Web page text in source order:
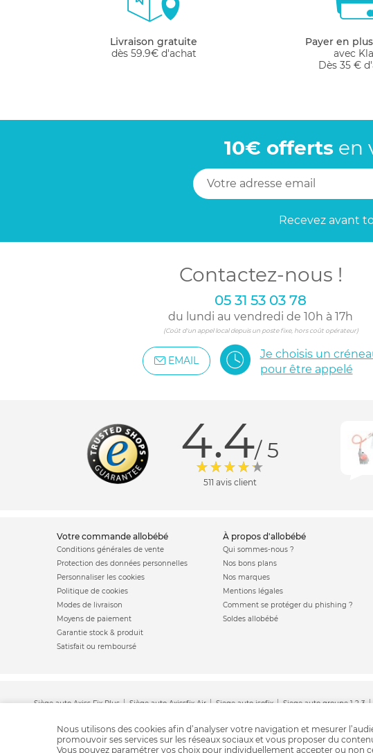
Livraison gratuite
dès 59.9€ d'achat
Payer en
avec
Dès 35 €
10€ offertsen
Recevez avant
Contactez-nous !
05 31 53 03 78
du lundi au vendredi de 10h à 17h
(Coût d'un appel local depuis un poste fixe, hors coût opérateur)
EMAIL
Je choisis un
pour être appelé
4.4/ 5
511 avis client
votre commande allobébé
Conditions générales de vente
Protection des données personnelles
Personnaliser les cookies
Politique de cookies
Modes de livraison
Moyens de paiement
Garantie stock & produit
Satisfait ou remboursé
à propos d'allobébé
Qui sommes-nous ?
Nos bons plans
Nos marques
Mentions légales
Comment se protéger du phishing ?
Soldes allobébé
Siège auto Axiss Fix Plus Siège auto Axissfix Air Siege auto isofix Siege auto groupe 1 2 3
Nous utilisons des cookies afin d’analyser votre navigation et mesurer
promouvoir ses services sur les réseaux sociaux et vous proposer du
Vous pouvez paramétrer vos choix pour individuellement accepter ou non